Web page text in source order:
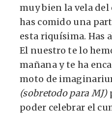
muy bien la vela
has comido una
esta riquísima. Has
El nuestro te lo
mañana y te ha
moto de
(sobretodo para MJ)
poder celebrar el